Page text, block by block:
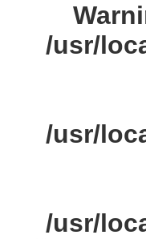
/usr/
/usr/
/usr/